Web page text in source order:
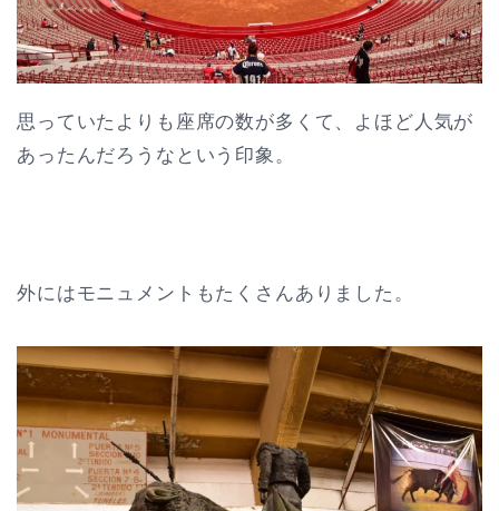
思っていたよりも座席の数が多くて、よほど人気が
あったんだろうなという印象。
外にはモニュメントもたくさんありました。